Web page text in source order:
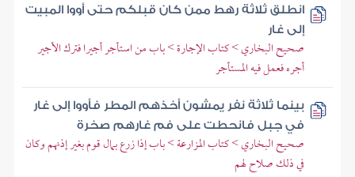
انطلق ثلاثة رهط ممن كان قبلكم حتى أووا المبيت
إلى غار
صحيح البخاري > كتاب الإجارة > باب من استأجر أجيرا فترك الأجير
أجره فعمل فيه المستأجر
بينما ثلاثة نفر يمشون أخذهم المطر فأووا إلى غار
في جبل فانحطت على فم غارهم صخرة
صحيح البخاري > كتاب المزارعة > باب إذا زرع بمال قوم بغير إذنهم وكان
في ذلك صلاح لهم